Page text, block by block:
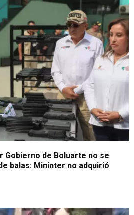
Gobierno de Boluarte no se
balas: Mininter no adquirió